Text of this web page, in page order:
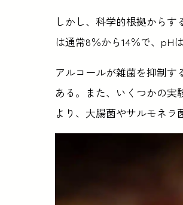
しかし、科学的根拠から
は通常8％から14％で、pH
アルコールが雑菌を抑制す
ある。また、いくつかの実
より、大腸菌やサルモネラ